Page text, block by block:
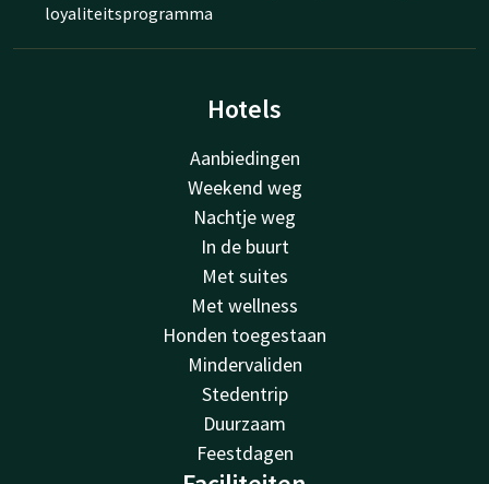
loyaliteitsprogramma
Hotels
Aanbiedingen
Weekend weg
Nachtje weg
In de buurt
Met suites
Met wellness
Honden toegestaan
Mindervaliden
Stedentrip
Duurzaam
Feestdagen